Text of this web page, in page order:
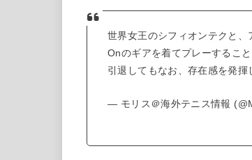
世界女王のシフィオンテクと
Onのギアを着てプレーするこ
引退してもなお、存在感を発揮
— モリス＠海外テニス情報